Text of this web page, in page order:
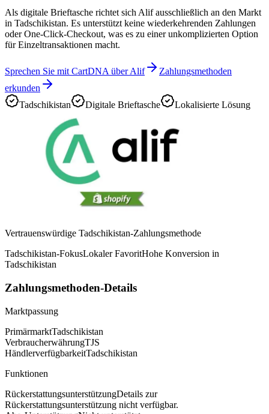
Als digitale Brieftasche richtet sich Alif ausschließlich an den Markt
in Tadschikistan. Es unterstützt keine wiederkehrenden Zahlungen
oder One-Click-Checkout, was es zu einer unkomplizierten Option
für Einzeltransaktionen macht.
Sprechen Sie mit CartDNA über Alif
Zahlungsmethoden
erkunden
Tadschikistan
Digitale Brieftasche Lokalisierte Lösung
Vertrauenswürdige Tadschikistan-Zahlungsmethode
Tadschikistan-FokusLokaler FavoritHohe Konversion in
Tadschikistan
Zahlungsmethoden-Details
Marktpassung
PrimärmarktTadschikistan
VerbraucherwährungTJS
HändlerverfügbarkeitTadschikistan
Funktionen
RückerstattungsunterstützungDetails zur
Rückerstattungsunterstützung nicht verfügbar.